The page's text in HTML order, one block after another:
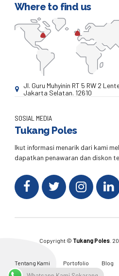
Where to find us
Jl. Guru Muhyinin RT 5 RW 2
Jakarta Selatan. 12610
SOSIAL MEDIA
Tukang Poles
Ikut informasi menarik dari kami
dapatkan penawaran dan diskon
Copyright © Tukang Poles.
Tentang Kami Portofolio Blog
Kontak Kami